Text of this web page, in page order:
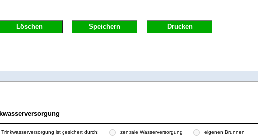
Löschen Speichern Drucken
Trinkwasserversorgung ist gesichert durch: zentrale Wasserversorgung eigenen Brunnen